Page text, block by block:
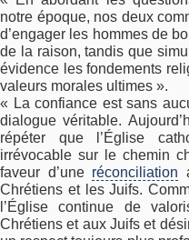
notre époque, nos deux
d’engager les hommes de
de la raison, tandis que
évidence les fondements
valeurs morales ultimes ».
« La confiance est sans
dialogue véritable.
répéter que l’Église
irrévocable sur le chemin
faveur d’une réconciliation
Chrétiens et les Juifs.
l’Église continue de
Chrétiens et aux Juifs et